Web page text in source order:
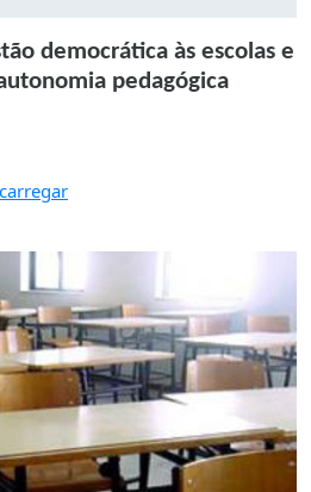
democrática às escolas e
pedagógica